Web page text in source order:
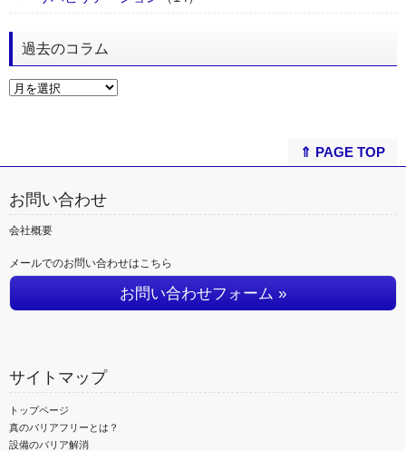
過去のコラム
⇑ PAGE TOP
お問い合わせ
会社概要
メールでのお問い合わせはこちら
お問い合わせフォーム »
サイトマップ
トップページ
真のバリアフリーとは？
設備のバリア解消